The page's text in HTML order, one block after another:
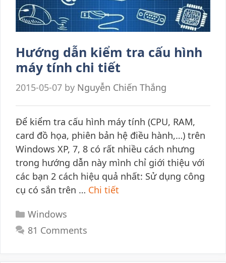
Hướng dẫn kiểm tra cấu hình
máy tính chi tiết
2015-05-07 by Nguyễn Chiến Thắng
Để kiểm tra cấu hình máy tính (CPU, RAM,
card đồ họa, phiên bản hệ điều hành,…) trên
Windows XP, 7, 8 có rất nhiều cách nhưng
trong hướng dẫn này mình chỉ giới thiệu với
các bạn 2 cách hiệu quả nhất: Sử dụng công
cụ có sắn trên … Chi tiết
Categories
Windows
81 Comments